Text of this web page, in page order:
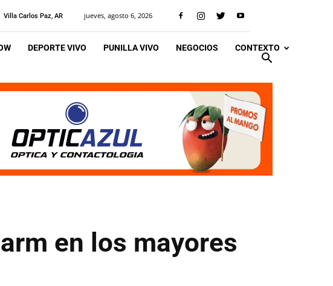
Villa Carlos Paz, AR jueves, agosto 6, 2026
DEPORTE VIVO PUNILLA VIVO NEGOCIOS CONTEXTO
en los mayores